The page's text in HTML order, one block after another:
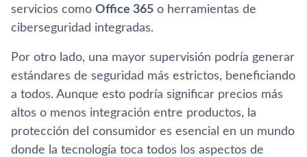
servicios como Office 365 o herramientas de
ciberseguridad integradas.
Por otro lado, una mayor supervisión podría generar
estándares de seguridad más estrictos, beneficiando
a todos. Aunque esto podría significar precios más
altos o menos integración entre productos, la
protección del consumidor es esencial en un mundo
donde la tecnología toca todos los aspectos de